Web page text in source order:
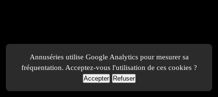
Annuséries utilise Google Analytics pour mesurer sa
fréquentation. Acceptez-vous l'utilisation de ces cookies ?
Accepter Refuser